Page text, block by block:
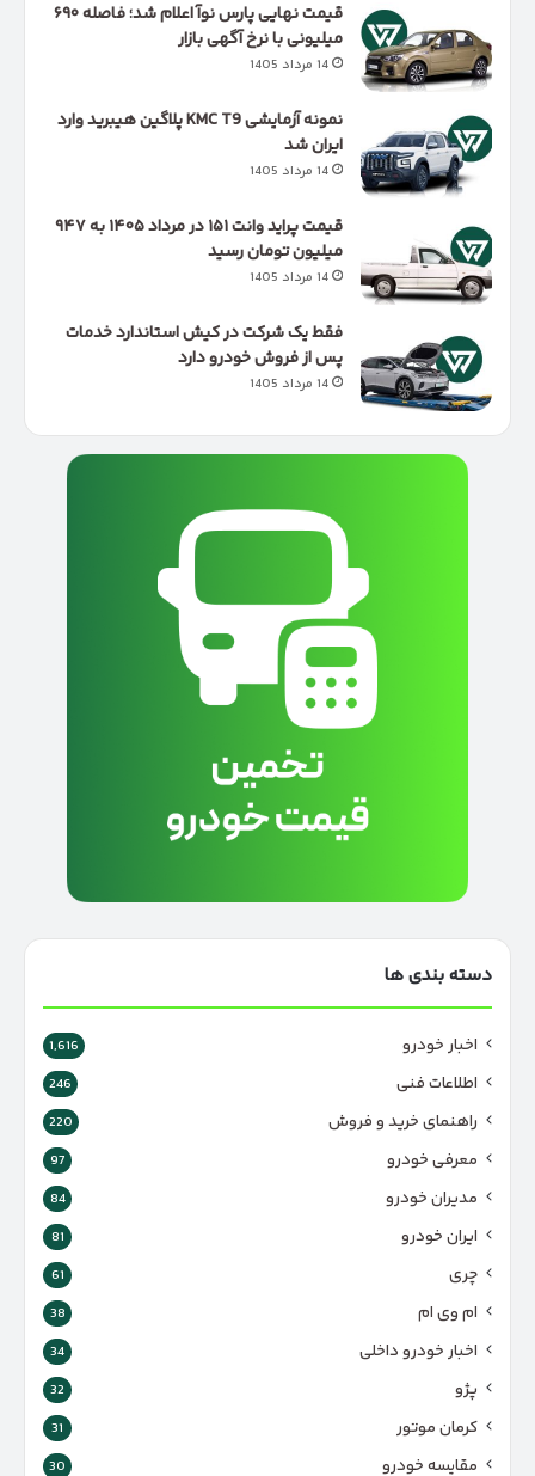
قیمت نهایی پارس نوآ اعلام شد؛ فاصله ۶۹۰
میلیونی با نرخ آگهی بازار
14 مرداد 1405
نمونه آزمایشی KMC T9 پلاگین هیبرید وارد
ایران شد
14 مرداد 1405
قیمت پراید وانت ۱۵۱ در مرداد ۱۴۰۵ به ۹۴۷
میلیون تومان رسید
14 مرداد 1405
فقط یک شرکت در کیش استاندارد خدمات
پس از فروش خودرو دارد
14 مرداد 1405
دسته بندی ها
اخبار خودرو 1,616
اطلاعات فنی 246
راهنمای خرید و فروش 220
معرفی خودرو 97
مدیران خودرو 84
ایران خودرو 81
چری 61
ام وی ام 38
اخبار خودرو داخلی 34
پژو 32
کرمان موتور 31
مقایسه خودرو 30